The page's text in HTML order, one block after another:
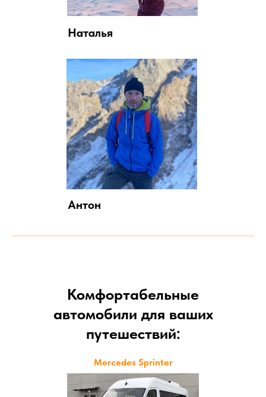
Наталья
Антон
Mercedes Sprinter
Комфортабельные
автомобили для ваших
путешествий: